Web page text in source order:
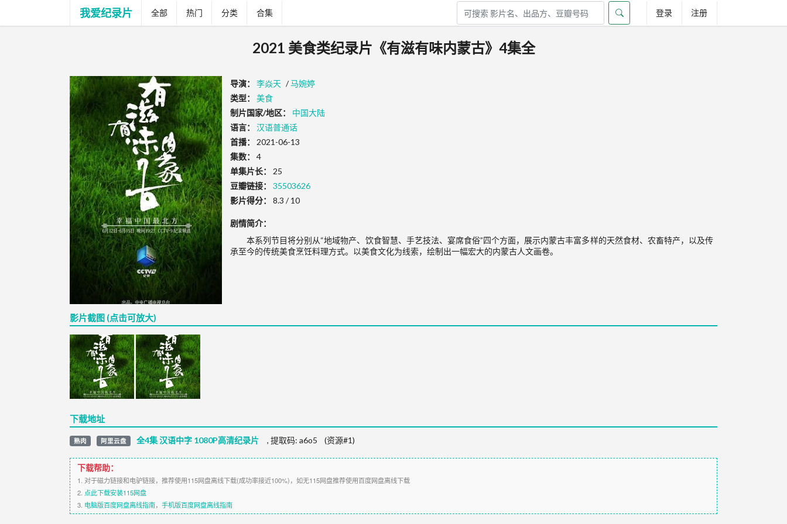
我爱纪录片 全部 热门 分类 合集 登录 注册
2021 美食类纪录片《有滋有味内蒙古》4集全
导演： 李焱天 /马婉婷
类型：
美食
制片国家/地区：
中国大陆
语言：
汉语普通话
首播：
2021-06-13
集数：
4
单集片长：
25
豆瓣链接：
35503626
影片得分：
8.3 / 10
剧情简介：
本系列节目将分别从“地域物产、饮食智慧、手艺技法、宴席食俗”四个方面，展示内蒙古丰富多样的天然食材、农畜特产，以及传
承至今的传统美食烹饪料理方式。以美食文化为线索，绘制出一幅宏大的内蒙古人文画卷。
影片截图 (点击可放大)
下载地址
熟肉 阿里云盘 全4集 汉语中字 1080P高清纪录片 ,提取码:a6o5 (资源#1)
下载帮助：
1. 对于磁力链接和电驴链接，推荐使用115网盘离线下载(成功率接近100%)，如无115网盘推荐使用百度网盘离线下载
2. 点此下载安装115网盘
3. 电脑版百度网盘离线指南， 手机版百度网盘离线指南